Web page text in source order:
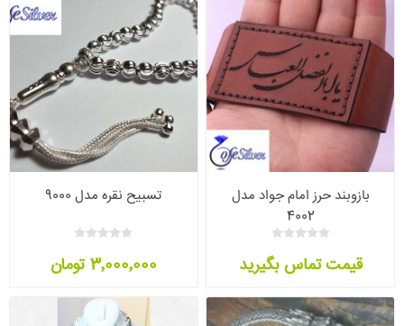
بازوبند حرز امام جواد مدل
4002
قیمت تماس بگیرید
تسبیح نقره مدل 9000
3٬000٬000 تومان